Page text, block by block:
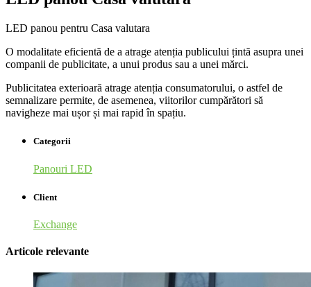
LED panou pentru Casa valutara
O modalitate eficientă de a atrage atenția publicului țintă asupra unei
companii de publicitate, a unui produs sau a unei mărci.
Publicitatea exterioară atrage atenția consumatorului, o astfel de
semnalizare permite, de asemenea, viitorilor cumpărători să
navigheze mai ușor și mai rapid în spațiu.
Categorii
Panouri LED
Client
Exchange
Articole relevante